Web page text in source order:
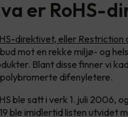
er RoHS-
direktivet, eller Restriction
mot en rekke miljø- og
Blant disse finner vi
difenyletere.
ble satt i verk 1. juli 2006,
ble imidlertid listen utvidet